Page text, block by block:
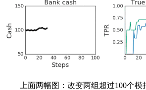
上面两幅图：改变两组超过100个模